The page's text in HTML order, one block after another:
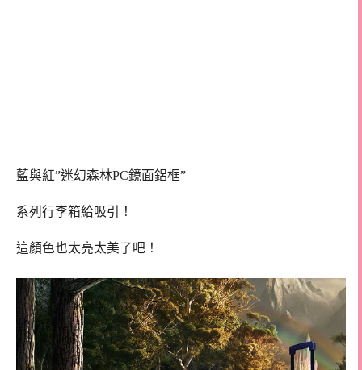
藍與紅”迷幻森林PC鏡面鋁框”
系列行李箱給吸引！
這顏色也太亮太美了吧！